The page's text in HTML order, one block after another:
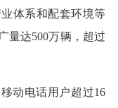
体系和配套环境等
量达500万辆，超过
动电话用户超过16